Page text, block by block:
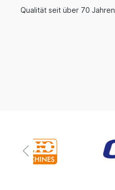
Qualität seit über 70 Jahren